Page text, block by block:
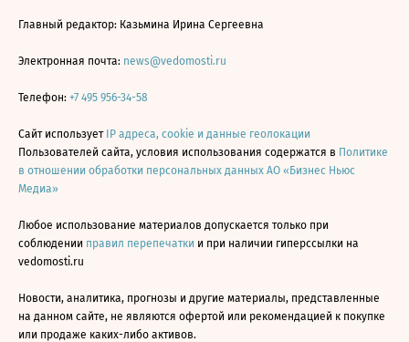
Главный редактор: Казьмина Ирина Сергеевна
Электронная почта: news@vedomosti.ru
Телефон: +7 495 956-34-58
Сайт использует IP адреса, cookie и данные геолокации
Пользователей сайта, условия использования содержатся в Политике
в отношении обработки персональных данных АО «Бизнес Ньюс
Медиа»
Любое использование материалов допускается только при
соблюдении правил перепечатки и при наличии гиперссылки на
vedomosti.ru
Новости, аналитика, прогнозы и другие материалы, представленные
на данном сайте, не являются офертой или рекомендацией к покупке
или продаже каких-либо активов.